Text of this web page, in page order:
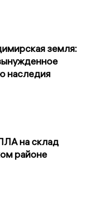
земля:
наследия
на склад
районе